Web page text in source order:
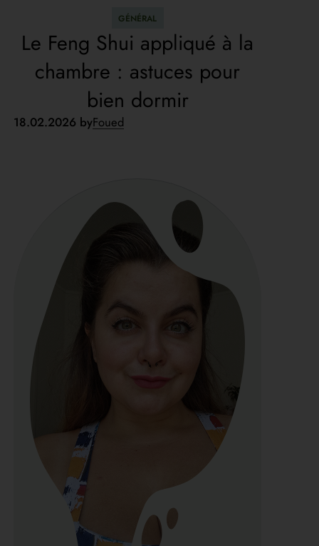
GÉNÉRAL
Le Feng Shui appliqué à la
chambre : astuces pour
bien dormir
18.02.2026 byFoued